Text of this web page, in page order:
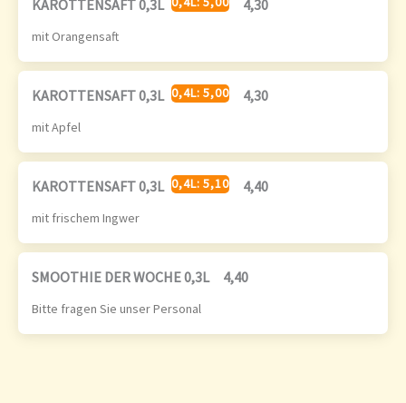
KAROTTENSAFT 0,3L 4,30
mit Orangensaft
KAROTTENSAFT 0,3L 0,4L: 5,00 4,30
mit Apfel
KAROTTENSAFT 0,3L 0,4L: 5,10 4,40
mit frischem Ingwer
SMOOTHIE DER WOCHE 0,3L 4,40
Bitte fragen Sie unser Personal